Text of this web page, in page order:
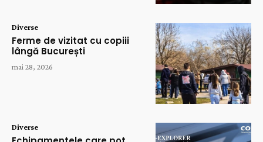
Diverse
Ferme de vizitat cu copiii
lângă București
mai 28, 2026
Diverse